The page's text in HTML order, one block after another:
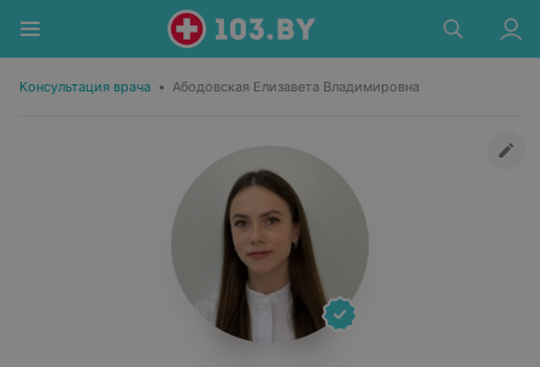
Консультация врача • Абодовская Елизавета Владимировна